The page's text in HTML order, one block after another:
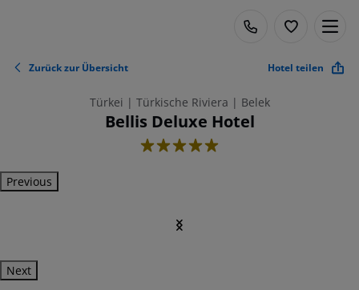
Zurück zur Übersicht Hotel teilen
Türkei | Türkische Riviera | Belek
Bellis Deluxe Hotel
5
Previous
Next